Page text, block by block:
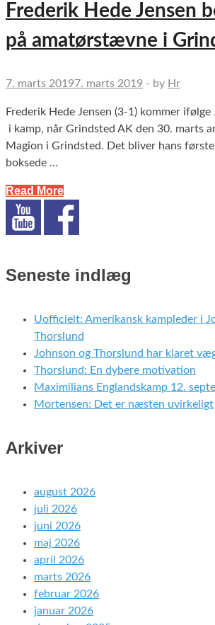
Frederik Hede Jensen
på amatørstævne i
7. marts 20197. marts 2019 - by Hr
Frederik Hede Jensen (3-1) kommer ifølge
i kamp, når Grindsted AK den 30. marts
Magion i Grindsted. Det bliver hans
boksede …
Read More
Seneste indlæg
Uofficielt: Amerikansk kampleder i
Thorslund
Johnson og Thorslund har klaret
Thorslund: En dybere motivation
Maximilians Englandskamp 12.
Mortensen: Det er næsten uvirkeligt
Arkiver
august 2026
juli 2026
juni 2026
maj 2026
april 2026
marts 2026
februar 2026
januar 2026